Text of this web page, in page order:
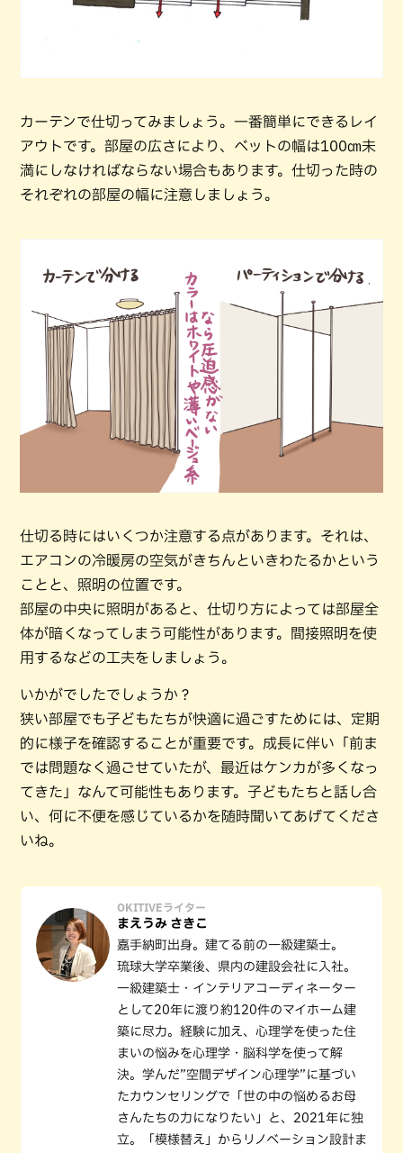
カーテンで仕切ってみましょう。一番簡単にできるレイ
アウトです。部屋の広さにより、ベットの幅は100㎝未
満にしなければならない場合もあります。仕切った時の
それぞれの部屋の幅に注意しましょう。
仕切る時にはいくつか注意する点があります。それは、
エアコンの冷暖房の空気がきちんといきわたるかという
ことと、照明の位置です。
部屋の中央に照明があると、仕切り方によっては部屋全
体が暗くなってしまう可能性があります。間接照明を使
用するなどの工夫をしましょう。
いかがでしたでしょうか？
狭い部屋でも子どもたちが快適に過ごすためには、定期
的に様子を確認することが重要です。成長に伴い「前ま
では問題なく過ごせていたが、最近はケンカが多くなっ
てきた」なんて可能性もあります。子どもたちと話し合
い、何に不便を感じているかを随時聞いてあげてくださ
いね。
OKITIVEライター
まえうみ さきこ
嘉手納町出身。建てる前の一級建築士。
琉球大学卒業後、県内の建設会社に入社。
一級建築士・インテリアコーディネーター
として20年に渡り約120件のマイホーム建
築に尽力。経験に加え、心理学を使った住
まいの悩みを心理学・脳科学を使って解
決。学んだ”空間デザイン心理学”に基づい
たカウンセリングで「世の中の悩めるお母
さんたちの力になりたい」と、2021年に独
立。「模様替え」からリノベーション設計ま